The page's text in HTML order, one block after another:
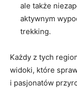
ale ⁢także
aktywnym
trekking.
Każdy z tych
widoki, które
i pasjonatów